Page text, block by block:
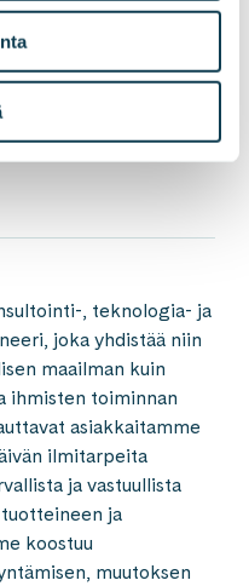
parhaaksi
2017 -
, teknologia- ja
joka yhdistää niin
maailman kuin
ihmisten toiminnan
asiakkaitamme
ilmitarpeita
ja vastuullista
ja
koostuu
muutoksen